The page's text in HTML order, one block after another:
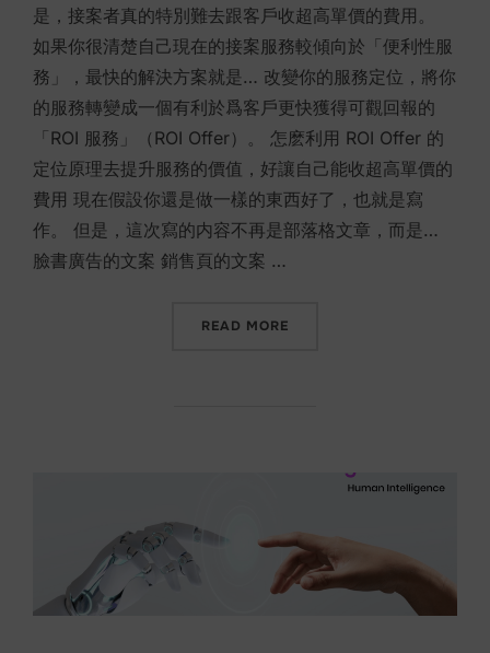
是，接案者真的特別難去跟客戶收超高單價的費用。
如果你很清楚自己現在的接案服務較傾向於「便利性服
務」，最快的解決方案就是… 改變你的服務定位，將你
的服務轉變成一個有利於爲客戶更快獲得可觀回報的
「ROI 服務」（ROI Offer）。 怎麽利用 ROI Offer 的
定位原理去提升服務的價值，好讓自己能收超高單價的
費用 現在假設你還是做一樣的東西好了，也就是寫
作。 但是，這次寫的内容不再是部落格文章，而是… ㅤ
臉書廣告的文案 銷售頁的文案 …
READ MORE